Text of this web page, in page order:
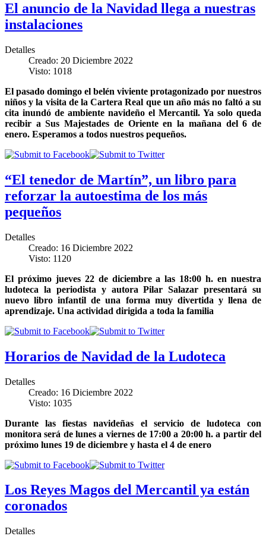
El anuncio de la Navidad llega a nuestras
instalaciones
Detalles
Creado: 20 Diciembre 2022
Visto: 1018
El pasado domingo el belén viviente protagonizado por nuestros
niños y la visita de la Cartera Real que un año más no faltó a su
cita inundó de ambiente navideño el Mercantil. Ya solo queda
recibir a Sus Majestades de Oriente en la mañana del 6 de
enero. Esperamos a todos nuestros pequeños.
“El tenedor de Martín”, un libro para
reforzar la autoestima de los más
pequeños
Detalles
Creado: 16 Diciembre 2022
Visto: 1120
El próximo jueves 22 de diciembre a las 18:00 h. en nuestra
ludoteca la periodista y autora Pilar Salazar presentará su
nuevo libro infantil de una forma muy divertida y llena de
aprendizaje. Una actividad dirigida a toda la familia
Horarios de Navidad de la Ludoteca
Detalles
Creado: 16 Diciembre 2022
Visto: 1035
Durante las fiestas navideñas el servicio de ludoteca con
monitora será de lunes a viernes de 17:00 a 20:00 h. a partir del
próximo lunes 19 de diciembre y hasta el 4 de enero
Los Reyes Magos del Mercantil ya están
coronados
Detalles